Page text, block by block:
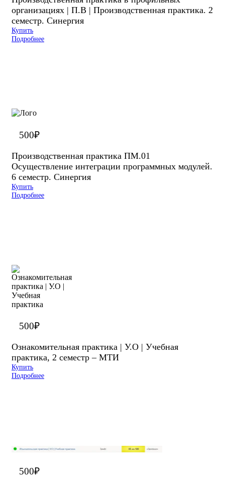
организациях | П.В | Производственная практика. 2
семестр. Синергия
Купить
Подробнее
500₽
Производственная практика ПМ.01
Осуществление интеграции программных модулей.
6 семестр. Синергия
Купить
Подробнее
500₽
Ознакомительная практика | У.О | Учебная
практика, 2 семестр – МТИ
Купить
Подробнее
500₽